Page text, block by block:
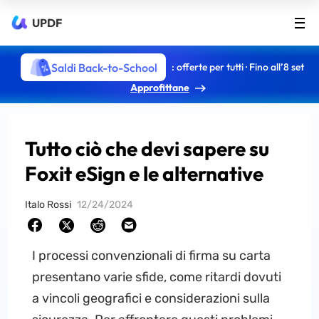
UPDF
Saldi Back-to-School
: offerte per tutti · Fino all’8 set
Approfittane
Tutto ciò che devi sapere su
Foxit eSign e le alternative
Italo Rossi 12/24/2024
I processi convenzionali di firma su carta
presentano varie sfide, come ritardi dovuti
a vincoli geografici e considerazioni sulla